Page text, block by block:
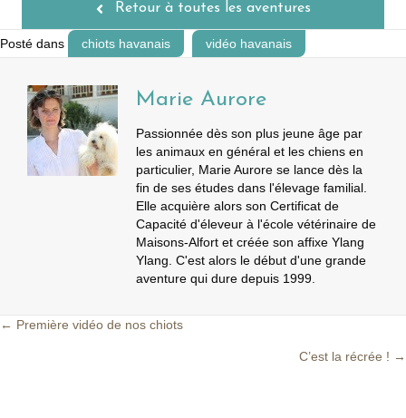
Retour à toutes les aventures
Posté dans chiots havanais vidéo havanais
Marie Aurore
Passionnée dès son plus jeune âge par
les animaux en général et les chiens en
particulier, Marie Aurore se lance dès la
fin de ses études dans l'élevage familial.
Elle acquière alors son Certificat de
Capacité d'éleveur à l'école vétérinaire de
Maisons-Alfort et créée son affixe Ylang
Ylang. C'est alors le début d'une grande
aventure qui dure depuis 1999.
Posts
← Première vidéo de nos chiots
C’est la récrée ! →